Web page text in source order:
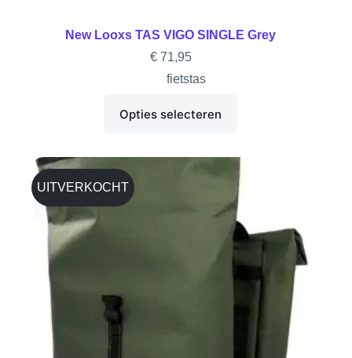
New Looxs TAS VIGO SINGLE Grey
€71,95
fietstas
Opties selecteren
UITVERKOCHT